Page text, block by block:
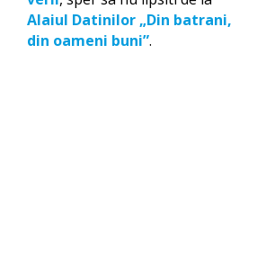
Alaiul Datinilor „Din batrani,
din oameni buni”.